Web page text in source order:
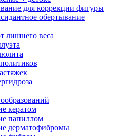
для коррекции фигуры
обертывание
лишнего веса
кератом
папиллом
дерматофибромы